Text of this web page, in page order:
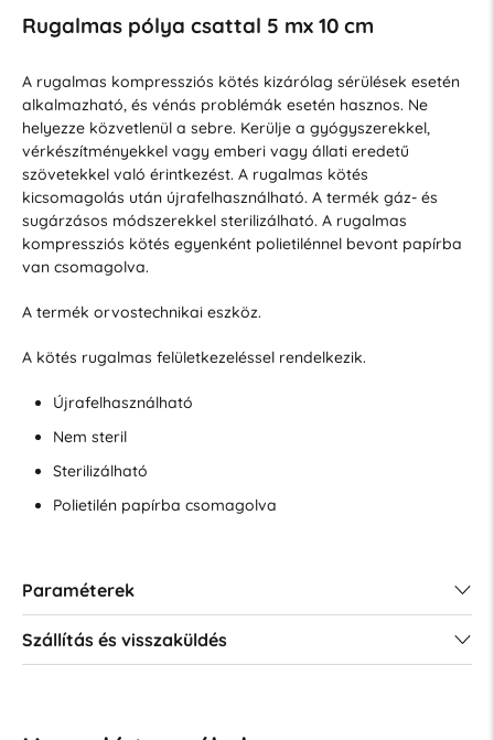
Rugalmas pólya csattal 5 mx 10 cm
A rugalmas kompressziós kötés kizárólag sérülések esetén
alkalmazható, és vénás problémák esetén hasznos. Ne
helyezze közvetlenül a sebre. Kerülje a gyógyszerekkel,
vérkészítményekkel vagy emberi vagy állati eredetű
szövetekkel való érintkezést. A rugalmas kötés
kicsomagolás után újrafelhasználható. A termék gáz- és
sugárzásos módszerekkel sterilizálható. A rugalmas
kompressziós kötés egyenként polietilénnel bevont papírba
van csomagolva.
A termék orvostechnikai eszköz.
A kötés rugalmas felületkezeléssel rendelkezik.
Újrafelhasználható
Nem steril
Sterilizálható
Polietilén papírba csomagolva
Paraméterek
Szállítás és visszaküldés